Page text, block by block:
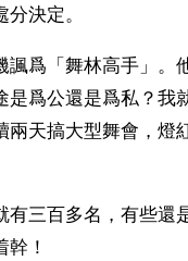
分決定。
爲「舞林高手」。
爲公還是爲私？我
天搞大型舞會，燈
三百多名，有些還
！